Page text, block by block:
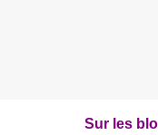
Sur les